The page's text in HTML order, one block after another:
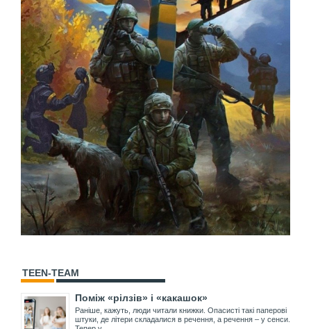
TEEN-TEAM
Поміж «рілзів» і «какашок»
Раніше, кажуть, люди читали книжки. Опасисті такі паперові
штуки, де літери складалися в речення, а речення – у сенси.